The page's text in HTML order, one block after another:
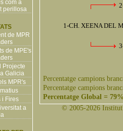
com a
perillosa
de MPR
de MPE's
Projecte
Galicia
MPR's
i Fires
a
1-CH. XEENA DEL
Percentatge campions
Percentatge campions
Percentatge Global =
© 2005-2026 Institut